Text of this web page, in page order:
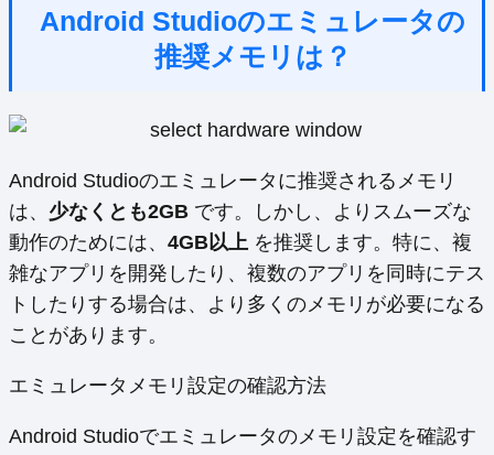
Android Studioのエミュレータの
推奨メモリは？
Android Studioのエミュレータに推奨されるメモリ
は、 少なくとも2GB です。しかし、よりスムーズな
動作のためには、 4GB以上 を推奨します。特に、複
雑なアプリを開発したり、複数のアプリを同時にテス
トしたりする場合は、より多くのメモリが必要になる
ことがあります。
エミュレータメモリ設定の確認方法
Android Studioでエミュレータのメモリ設定を確認す